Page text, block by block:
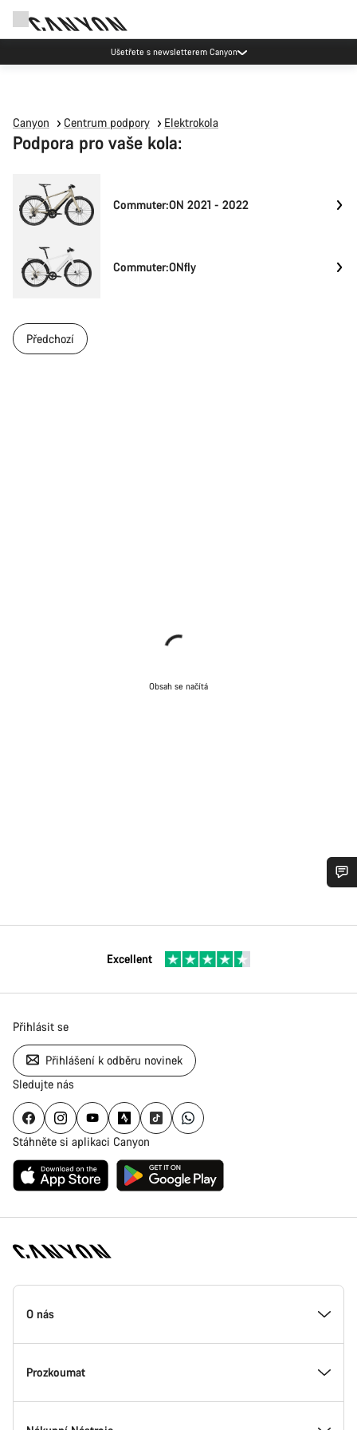
Ušetřete s newsletterem Canyon
Canyon Centrum podpory Elektrokola
Podpora pro vaše kola:
Commuter:ON 2021 - 2022
Commuter:ONfly
Předchozí
Obsah se načítá
Excellent
Přihlásit se
Přihlášení k odběru novinek
Sledujte nás
Stáhněte si aplikaci Canyon
Zápatí
stránky
O nás
Uvnitř Canyonu
Prozkoumat